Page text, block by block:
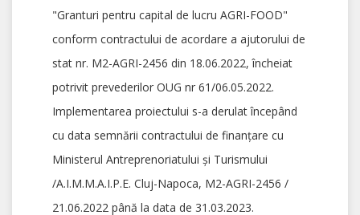
"Granturi pentru capital de lucru AGRI-FOOD"
conform contractului de acordare a ajutorului de
stat nr. M2-AGRI-2456 din 18.06.2022, încheiat
potrivit prevederilor OUG nr 61/06.05.2022.
Implementarea proiectului s-a derulat începând
cu data semnării contractului de finanțare cu
Ministerul Antreprenoriatului și Turismului
/A.I.M.M.A.I.P.E. Cluj-Napoca, M2-AGRI-2456 /
21.06.2022 până la data de 31.03.2023.